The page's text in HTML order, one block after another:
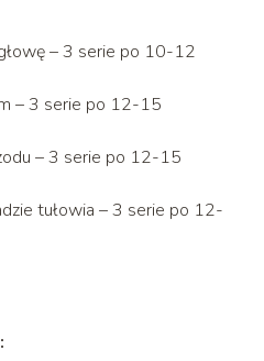
– 3 serie po 10-12
– 3 serie po 12-15
– 3 serie po 12-15
tułowia – 3 serie po 12-